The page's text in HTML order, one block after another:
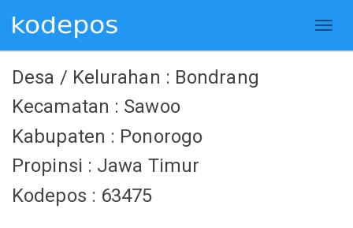
Desa / Kelurahan : Bondrang
Kecamatan : Sawoo
Kabupaten : Ponorogo
Propinsi : Jawa Timur
Kodepos : 63475